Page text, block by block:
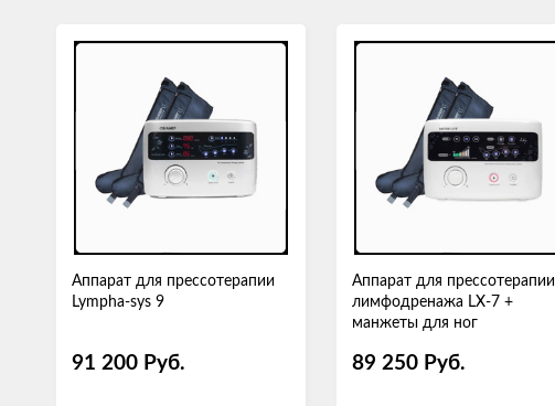
Аппарат для прессотерапии
Lympha-sys 9
91 200 Руб.
Аппарат для прессотерапии
лимфодренажа LX-7 +
манжеты для ног
89 250 Руб.